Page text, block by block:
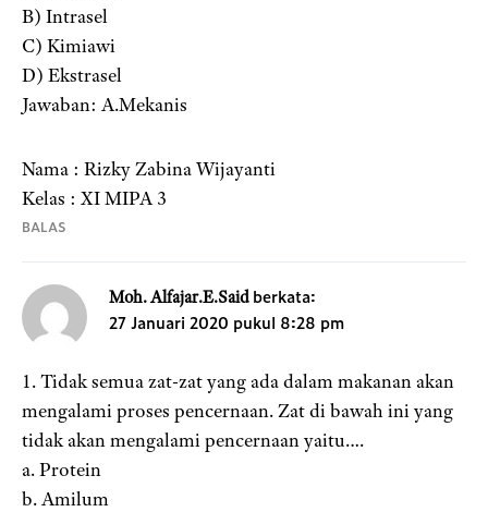
B) Intrasel
C) Kimiawi
D) Ekstrasel
Jawaban: A.Mekanis
Nama : Rizky Zabina Wijayanti
Kelas : XI MIPA 3
BALAS
Moh. Alfajar.E.Said berkata:
27 Januari 2020 pukul 8:28 pm
1. Tidak semua zat-zat yang ada dalam makanan akan
mengalami proses pencernaan. Zat di bawah ini yang
tidak akan mengalami pencernaan yaitu….
a. Protein
b. Amilum